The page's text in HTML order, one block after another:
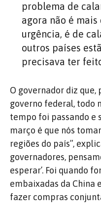
problema de
agora não é
urgência, é de
outros países
precisava ter
O governador diz que,
governo federal, todo
tempo foi passando e
março é que nós
regiões do país”,
governadores,
esperar’. Foi quando
embaixadas da China
fazer compras